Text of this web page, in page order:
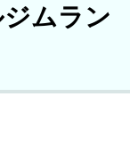
ムラン